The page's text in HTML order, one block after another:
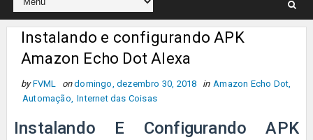
Instalando e configurando APK
Amazon Echo Dot Alexa
by FVML on domingo, dezembro 30, 2018 in Amazon Echo Dot
Automação
Internet das Coisas
Instalando E Configurando APK